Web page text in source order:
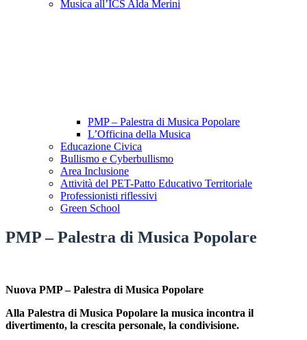
Musica all’ICS Alda Merini
PMP – Palestra di Musica Popolare
L’Officina della Musica
Educazione Civica
Bullismo e Cyberbullismo
Area Inclusione
Attività del PET-Patto Educativo Territoriale
Professionisti riflessivi
Green School
PMP – Palestra di Musica Popolare
Nuova PMP – Palestra di Musica Popolare
Alla Palestra di Musica Popolare la musica incontra il
divertimento, la crescita personale, la condivisione.